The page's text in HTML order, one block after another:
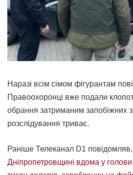
Наразі всім сімом фігурантам
Правоохоронці вже подали
обрання затриманим запобіжних
розслідування триває.
Раніше Телеканал D1
Дніпропетровщині вдома у